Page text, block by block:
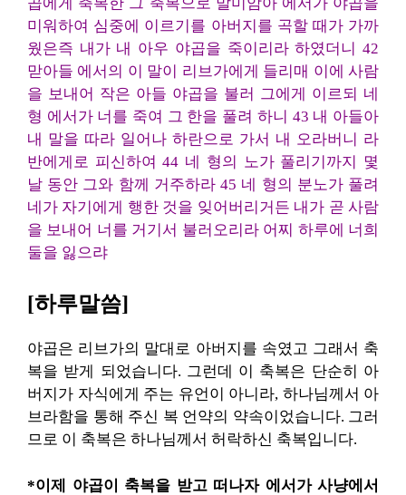
미워하여 심중에 이르기를 아버지를 곡할 때가 가까
웠은즉 내가 내 아우 야곱을 죽이리라 하였더니 42
맏아들 에서의 이 말이 리브가에게 들리매 이에 사람
을 보내어 작은 아들 야곱을 불러 그에게 이르되 네
형 에서가 너를 죽여 그 한을 풀려 하니 43 내 아들아
내 말을 따라 일어나 하란으로 가서 내 오라버니 라
반에게로 피신하여 44 네 형의 노가 풀리기까지 몇
날 동안 그와 함께 거주하라 45 네 형의 분노가 풀려
네가 자기에게 행한 것을 잊어버리거든 내가 곧 사람
을 보내어 너를 거기서 불러오리라 어찌 하루에 너희
둘을 잃으랴
[하루말씀]
야곱은 리브가의 말대로 아버지를 속였고 그래서 축
복을 받게 되었습니다. 그런데 이 축복은 단순히 아
버지가 자식에게 주는 유언이 아니라, 하나님께서 아
브라함을 통해 주신 복 언약의 약속이었습니다. 그러
므로 이 축복은 하나님께서 허락하신 축복입니다.
*이제 야곱이 축복을 받고 떠나자 에서가 사냥에서